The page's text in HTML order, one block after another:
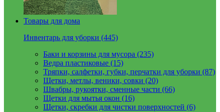
Товары для дома
Инвентарь для уборки (445)
Баки и корзины для мусора (235)
Ведра пластиковые (15)
Тряпки, салфетки, губки, перчатки для уборки (87)
Щетки, метлы, веники, совки (20)
Швабры, рукоятки, сменные части (66)
Щетки для мытья окон (16)
Щетки, скребки для чистки поверхностей (6)